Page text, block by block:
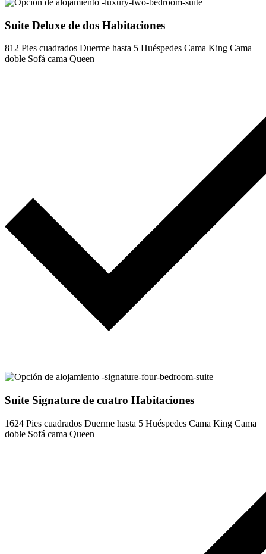
Suite Deluxe de dos Habitaciones
812 Pies cuadrados Duerme hasta 5 Huéspedes Cama King Cama
doble Sofá cama Queen
Suite Signature de cuatro Habitaciones
1624 Pies cuadrados Duerme hasta 5 Huéspedes Cama King Cama
doble Sofá cama Queen